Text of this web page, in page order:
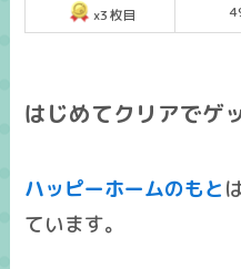
x3枚目
はじめてクリアでゲ
ハッピーホームのもと
ています。